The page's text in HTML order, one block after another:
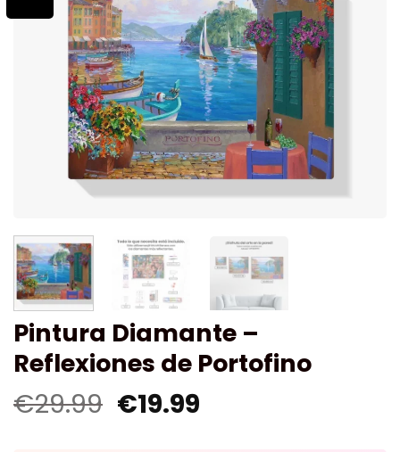
Pintura Diamante –
Reflexiones de Portofino
€29.99 €19.99